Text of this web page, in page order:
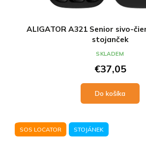
ALIGATOR A321 Senior sivo-
stojanček
€37,05
Do košíka
SKLADEM
SOS LOCATOR STOJÁNEK